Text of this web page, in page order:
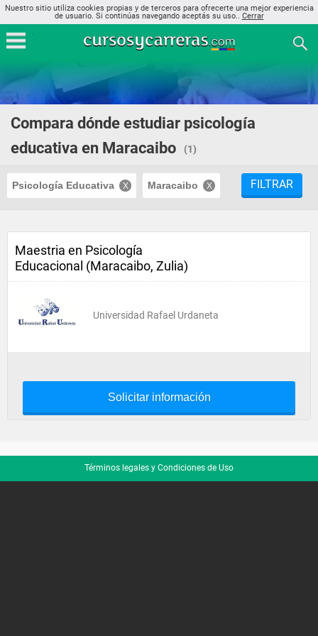
Nuestro sitio utiliza cookies propias y de terceros para ofrecerte una mejor experiencia
de usuario. Si continúas navegando aceptás su uso.. Cerrar
Compara dónde estudiar psicología
educativa en Maracaibo
(1)
Psicología Educativa Maracaibo FILTRAR
Maestria en Psicología
Educacional (Maracaibo, Zulia)
Universidad Rafael Urdaneta
Solicitar información
Términos legales y Condiciones de Uso